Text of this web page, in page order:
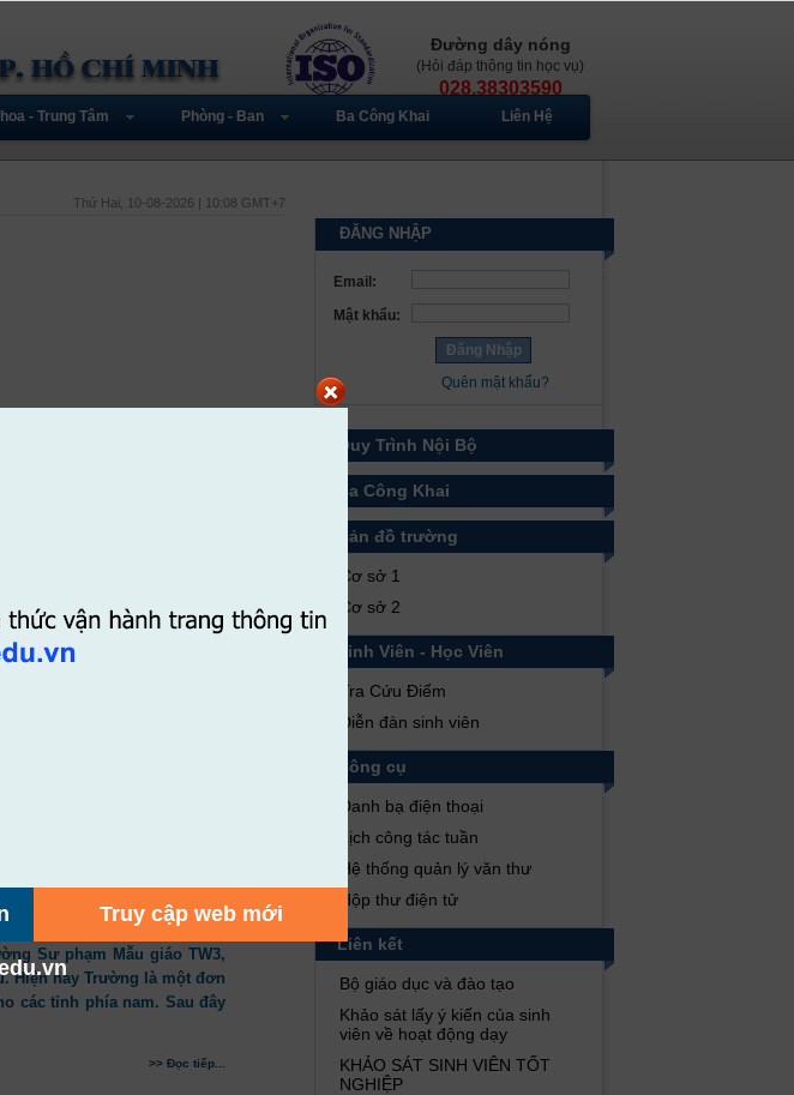
Đường dây nóng
(Hỏi đáp thông tin học vụ)
028.38303590
- Trung Tâm Phòng - Ban Ba Công Khai Liên Hệ
ĐĂNG NHẬP
Email:
Mật khẩu:
Quên mật khẩu?
Quy Trình Nội Bộ
Ba Công Khai
Bản đồ trường
Cơ sở 1
Cơ sở 2
Sinh Viên - Học Viên
Tra Cứu Điểm
Diễn đàn sinh viên
Công cụ
Danh bạ điện thoại
Lịch công tác tuần
Hệ thống quản lý văn thư
Hộp thư điện tử
Liên kết
Bộ giáo dục và đào tạo
Khảo sát lấy ý kiến của sinh
viên về hoạt động dạy
KHẢO SÁT SINH VIÊN TỐT
NGHIỆP
Thứ Hai, 10-08-2026 | 10:08 GMT+7
quản lí chất lượng ISO
Sư phạm Mẫu giáo TW3,
Hiện nay Trường là một đơn
các tỉnh phía nam. Sau đây
>> Đọc tiếp...
Truy cập web mới